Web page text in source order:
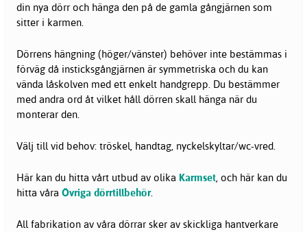
din nya dörr och hänga den på de gamla gångjärnen som
sitter i karmen.
Dörrens hängning (höger/vänster) behöver inte bestämmas i
förväg då insticksgångjärnen är symmetriska och du kan
vända låskolven med ett enkelt handgrepp. Du bestämmer
med andra ord åt vilket håll dörren skall hänga när du
monterar den.
Välj till vid behov: tröskel, handtag, nyckelskyltar/wc-vred.
Här kan du hitta vårt utbud av olika Karmset, och här kan du
hitta våra Övriga dörrtillbehör.
All fabrikation av våra dörrar sker av skickliga hantverkare